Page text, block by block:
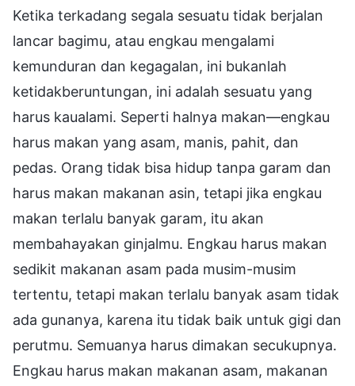
Ketika terkadang segala sesuatu tidak berjalan
lancar bagimu, atau engkau mengalami
kemunduran dan kegagalan, ini bukanlah
ketidakberuntungan, ini adalah sesuatu yang
harus kaualami. Seperti halnya makan—engkau
harus makan yang asam, manis, pahit, dan
pedas. Orang tidak bisa hidup tanpa garam dan
harus makan makanan asin, tetapi jika engkau
makan terlalu banyak garam, itu akan
membahayakan ginjalmu. Engkau harus makan
sedikit makanan asam pada musim-musim
tertentu, tetapi makan terlalu banyak asam tidak
ada gunanya, karena itu tidak baik untuk gigi dan
perutmu. Semuanya harus dimakan secukupnya.
Engkau harus makan makanan asam, makanan